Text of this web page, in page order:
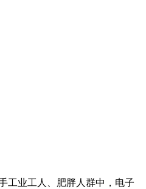
工业工人、肥胖人群中，电子